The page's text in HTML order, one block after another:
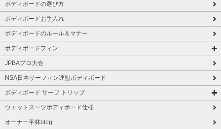
ボディボードの選び方
ボディボードお手入れ
ボディボードのルール＆マナー
ボディボードフィン
JPBAプロ大会
NSA日本サーフィン連盟ボディボード
ボディボード サーフ トリップ
ウエットスーツボディボード仕様
オーナー平林blog